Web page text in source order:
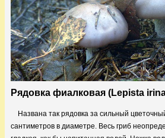
Рядовка фиалковая (Lepista
Названа так рядовка за сильный
сантиметров в диаметре. Весь гриб